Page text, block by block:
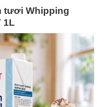
tươi Whipping
1L